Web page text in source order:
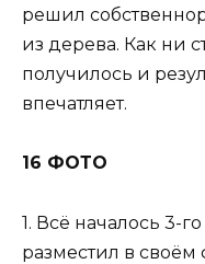
решил
из дерева. Как ни
получилось и
впечатляет.
16 ФОТО
1. Всё началось 3-
разместил в своём